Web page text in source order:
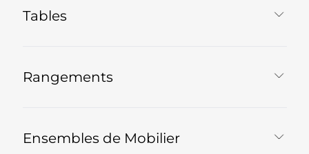
Tables
Rangements
Ensembles de Mobilier